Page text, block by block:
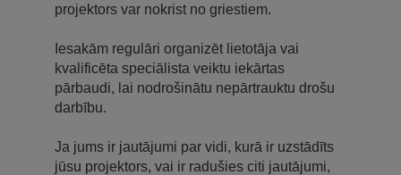
projektors var nokrist no griestiem.
Iesakām regulāri organizēt lietotāja vai
kvalificēta speciālista veiktu iekārtas
pārbaudi, lai nodrošinātu nepārtrauktu drošu
darbību.
Ja jums ir jautājumi par vidi, kurā ir uzstādīts
jūsu projektors, vai ir radušies citi jautājumi,